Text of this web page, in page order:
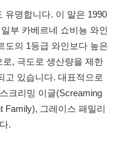
유명합니다. 이 말은 1990
부 카베르네 쇼비뇽 와인
도의 1등급 와인보다 높은
, 극도로 생산량을 제한
고 있습니다. 대표적으로
크리밍 이글(Screaming
Family), 그레이스 패밀리
.